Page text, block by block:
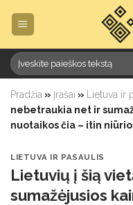
Pradžia » Įrašai » Lietuva ir
nebetraukia net ir
nuotaikos čia – itin
LIETUVA IR PASAULIS
Lietuvių į šią
sumažėjusios